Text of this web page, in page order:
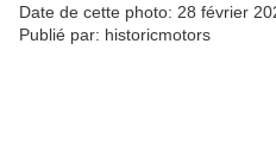
Date de cette photo: 28 février
Publié par: historicmotors